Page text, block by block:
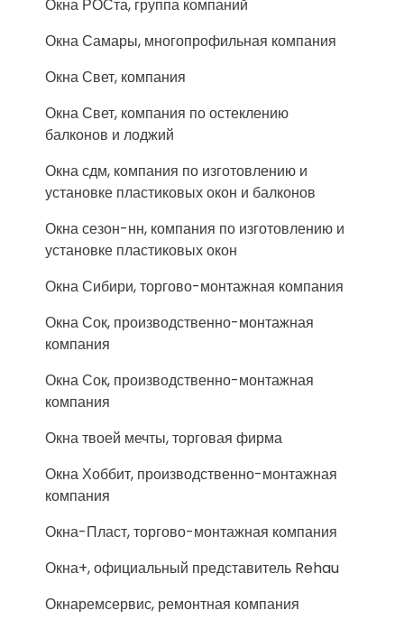
Окна РОСта, группа компаний
Окна Самары, многопрофильная компания
Окна Свет, компания
Окна Свет, компания по остеклению
балконов и лоджий
Окна сдм, компания по изготовлению и
установке пластиковых окон и балконов
Окна сезон-нн, компания по изготовлению и
установке пластиковых окон
Окна Сибири, торгово-монтажная компания
Окна Сок, производственно-монтажная
компания
Окна Сок, производственно-монтажная
компания
Окна твоей мечты, торговая фирма
Окна Хоббит, производственно-монтажная
компания
Окна-Пласт, торгово-монтажная компания
Окна+, официальный представитель Rehau
Окнаремсервис, ремонтная компания